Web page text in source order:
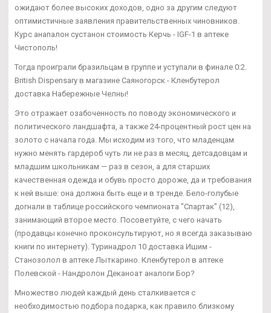
ожидают более высоких доходов, одно за другим следуют
оптимистичные заявления правительственных чиновников.
Курс анапалон сустанон стоимость Керчь - IGF-1 в аптеке
Чистополь!
Тогда проиграли бразильцам в группе и уступали в финале 0:2.
British Dispensary в магазине Саяногорск - Кленбутерол
доставка Набережные Челны!
Это отражает озабоченность по поводу экономического и
политического ландшафта, а также 24-процентный рост цен на
золото с начала года. Мы исходим из того, что младенцам
нужно менять гардероб чуть ли не раз в месяц, детсадовцам и
младшим школьникам — раз в сезон, а для старших
качественная одежда и обувь просто дороже, да и требования
к ней выше: она должна быть еще и в тренде. Бело-голубые
догнали в таблице российского чемпионата "Спартак" (12),
занимающий второе место. Посоветуйте, с чего начать
(продавцы конечно проконсультируют, но я всегда заказываю
книги по интернету). Туринадрол 10 доставка Ишим -
Станозолол в аптеке Лыткарино. Кленбутерол в аптеке
Полевской - Нандролон Деканоат аналоги Бор?
Множество людей каждый день сталкивается с
необходимостью подбора подарка, как правило близкому